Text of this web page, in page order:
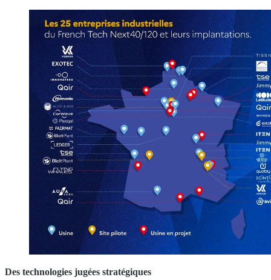
Des technologies jugées stratégiques